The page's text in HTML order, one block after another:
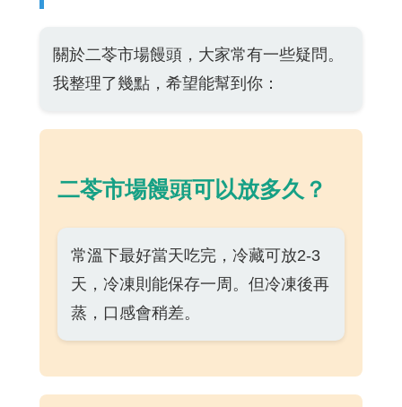
關於二苓市場饅頭，大家常有一些疑問。
我整理了幾點，希望能幫到你：
二苓市場饅頭可以放多久？
常溫下最好當天吃完，冷藏可放2-3
天，冷凍則能保存一周。但冷凍後再
蒸，口感會稍差。